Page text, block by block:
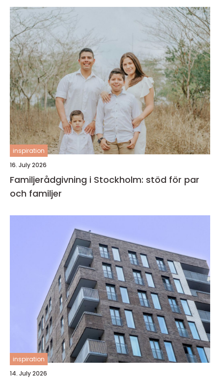
inspiration
16. July 2026
Familjerådgivning i Stockholm: stöd för par
och familjer
inspiration
14. July 2026